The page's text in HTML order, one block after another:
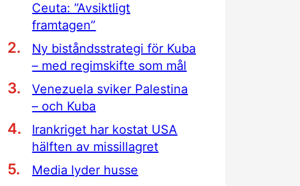
Ceuta: ”Avsiktligt
framtagen”
Ny biståndsstrategi för Kuba
– med regimskifte som mål
Venezuela sviker Palestina
– och Kuba
Irankriget har kostat USA
hälften av missillagret
Media lyder husse